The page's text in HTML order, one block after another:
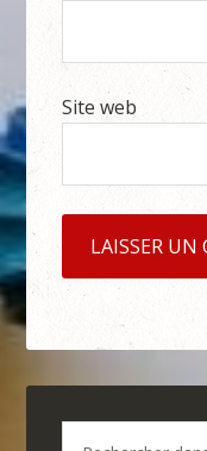
Site web